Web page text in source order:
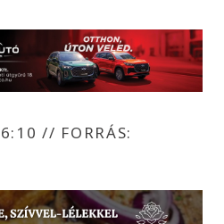
// FORRÁS: